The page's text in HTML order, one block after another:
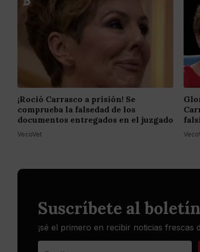
¡Roció Carrasco a prisión! Se
comprueba la falsedad de los
documentos entregados en el juzgado
VecoVet
Suscríbete al boletín
¡sé el primero en recibir noticias frescas